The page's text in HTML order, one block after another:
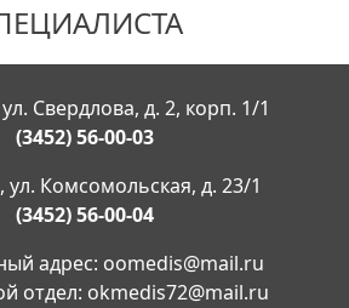
Свердлова, д. 2, корп. 1/1
(3452) 56-00-03
ул. Комсомольская, д. 23/1
(3452) 56-00-04
адрес: oomedis@mail.ru
отдел: okmedis72@mail.ru